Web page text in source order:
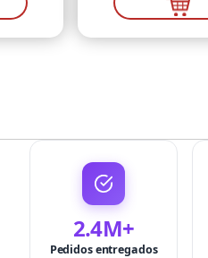
2.4M+
Pedidos entregados